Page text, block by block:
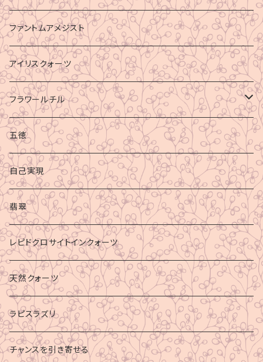
ファントムアメジスト
アイリスクォーツ
フラワールチル
心身の癒し
グラウディング
マイナスエネルギーからの防御
ビジネス成功
財運
五徳
自己実現
翡翠
レピドクロサイトインクォーツ
天然クォーツ
ラピスラズリ
チャンスを引き寄せる